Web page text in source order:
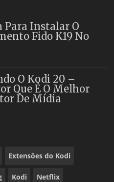
Para Instalar O
Fido K19 No
O Kodi 20 –
Que É O Melhor
De Mídia
Extensões do Kodi
Kodi Netflix